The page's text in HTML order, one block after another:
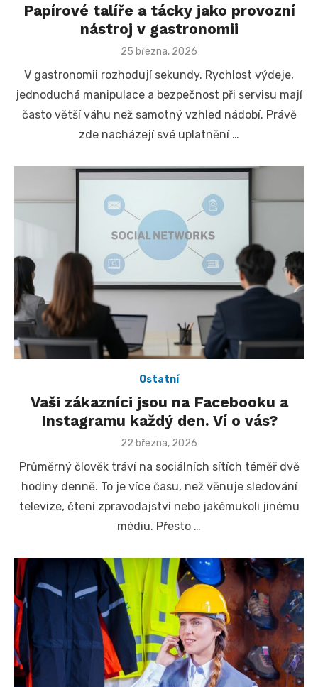
Papírové talíře a tácky jako provozní
nástroj v gastronomii
Posted
25 března, 2026
V gastronomii rozhodují sekundy. Rychlost výdeje,
jednoduchá manipulace a bezpečnost při servisu mají
často větší váhu než samotný vzhled nádobí. Právě
zde nacházejí své uplatnění …
Ostatní
Vaši zákazníci jsou na Facebooku a
Instagramu každý den. Ví o vás?
Posted
22 března, 2026
Průměrný člověk tráví na sociálních sítích téměř dvě
hodiny denně. To je více času, než věnuje sledování
televize, čtení zpravodajství nebo jakémukoli jinému
médiu. Přesto …